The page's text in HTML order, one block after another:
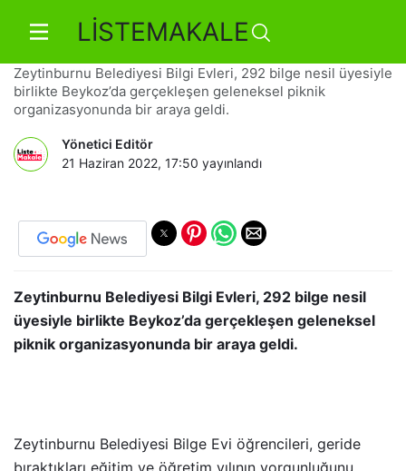
LİSTEMAKALE
Bilge Nesil’ler Piknikte Buluştu
Zeytinburnu Belediyesi Bilgi Evleri, 292 bilge nesil üyesiyle
birlikte Beykoz’da gerçekleşen geleneksel piknik
organizasyonunda bir araya geldi.
Yönetici Editör
21 Haziran 2022, 17:50 yayınlandı
Zeytinburnu Belediyesi Bilgi Evleri, 292 bilge nesil
üyesiyle birlikte Beykoz’da gerçekleşen geleneksel
piknik organizasyonunda bir araya geldi.
Zeytinburnu Belediyesi Bilge Evi öğrencileri, geride
bıraktıkları eğitim ve öğretim yılının yorgunluğunu